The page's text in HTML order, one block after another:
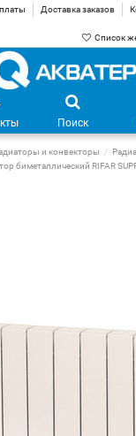
Доставка заказов
Список
Поиск
и конвекторы
биметаллический RIFAR